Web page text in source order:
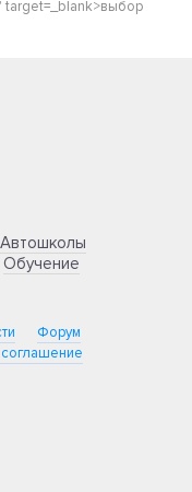
target=_blank>выбор
Автошколы
Обучение
Форум